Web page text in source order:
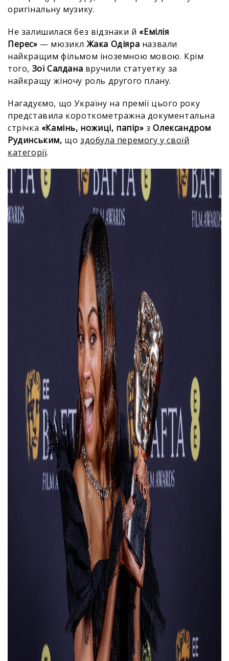
оригінальну музику.
Не залишилася без відзнаки й «Емілія
Перес» — мюзиклЖака Одіяра назвали
найкращим фільмом іноземною мовою. Крім
того, Зої Салдана вручили статуетку за
найкращу жіночу роль другого плану.
Нагадуємо, що Україну на премії цього року
представила короткометражна документальна
стрічка «Камінь, ножиці, папір» зОлександром
Рудинським, щоздобула перемогу у своїй
категорії.